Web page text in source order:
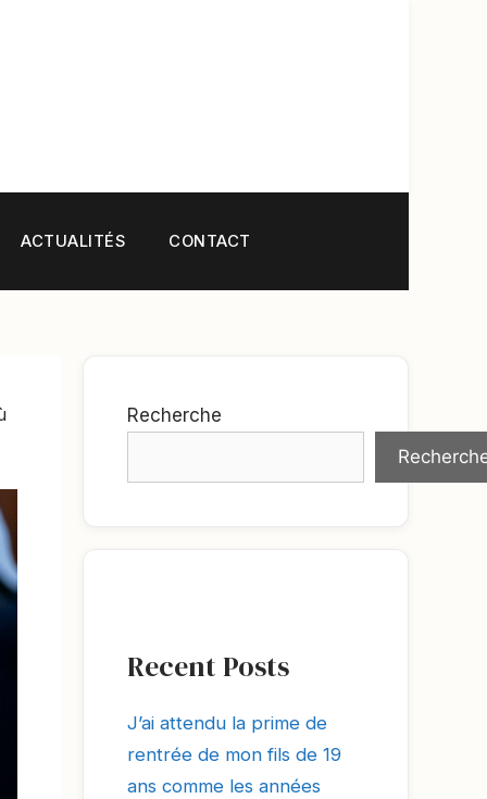
ACTUALITÉS CONTACT
Recherche
Recent Posts
J’ai attendu la prime de
rentrée de mon fils de 19
ans comme les années